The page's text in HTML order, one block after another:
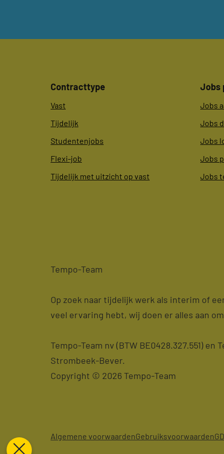
Contracttype
Vast
Tijdelijk
Studentenjobs
Flexi-job
Tijdelijk met uitzicht op vast
Jobs
Jobs
Jobs
Jobs
Jobs
Jobs
Tempo-Team
Op zoek naar tijdelijk werk als interim of
veel ervaring hebt, wij doen er alles aan
Tempo-Team nv (BTW BE0428.327.551) en
Strombeek-Bever.
Copyright © 2026 Tempo-Team
Algemene voorwaardenGebruiksvoorwaarden